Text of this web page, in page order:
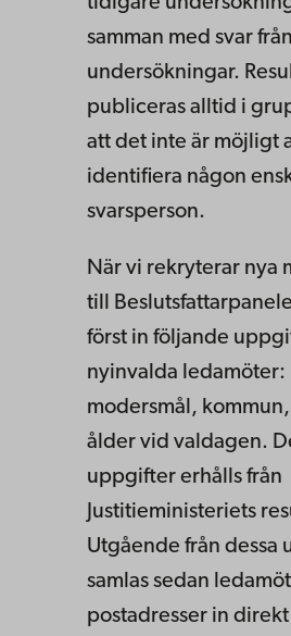
samman med svar
undersökningar.
publiceras alltid i
att det inte är möjligt
identifiera någon
svarsperson.
När vi rekryterar nya
till
först in följande
nyinvalda ledamöter:
modersmål,
ålder vid valdagen.
uppgifter erhålls från
Justitieministeriets
Utgående från dessa
samlas sedan
postadresser in direkt